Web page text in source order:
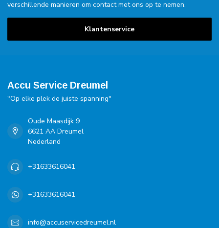
verschillende manieren om contact met ons op te nemen.
Klantenservice
Accu Service Dreumel
"Op elke plek de juiste spanning"
Oude Maasdijk 9
6621 AA Dreumel
Nederland
+31633616041
+31633616041
info@accuservicedreumel.nl